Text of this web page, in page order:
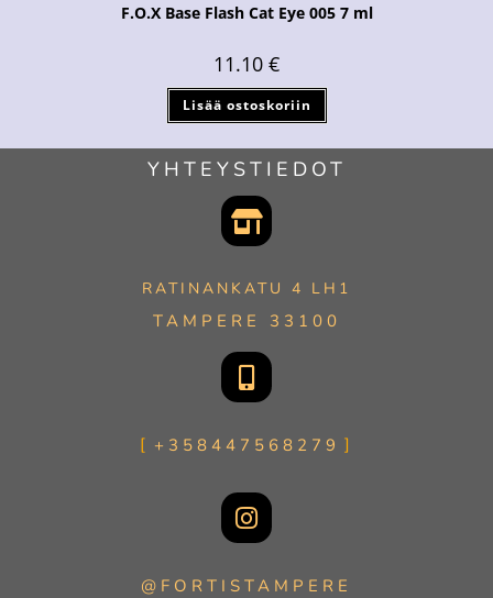
F.O.X Base Flash Cat Eye 005 7 ml
11.10 €
Lisää ostoskoriin
YHTEYSTIEDOT
RATINANKATU 4 LH1
TAMPERE 33100
+358447568279
@FORTISTAMPERE